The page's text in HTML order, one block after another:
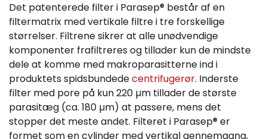
Det patenterede filter i Parasep® består af en
filtermatrix med vertikale filtre i tre forskellige
størrelser. Filtrene sikrer at alle unødvendige
komponenter frafiltreres og tillader kun de mindste
dele at komme med makroparasitterne ind i
produktets spidsbundedecentrifugerør. Inderste
filter med pore på kun 220 µm tillader de største
parasitæg (ca. 180 µm) at passere, mens det
stopper det meste andet. Filteret i Parasep® er
formet som en cylinder med vertikal gennemgang,